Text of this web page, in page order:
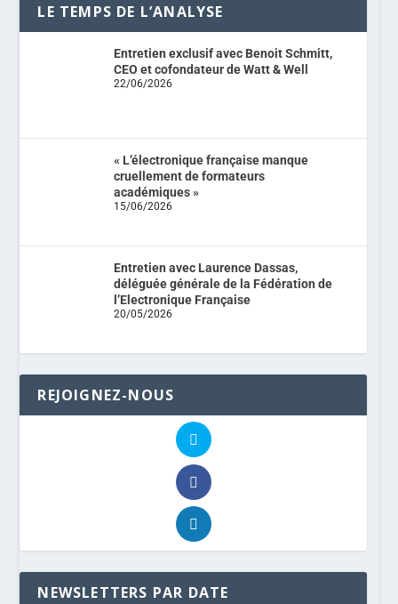
LE TEMPS DE L’ANALYSE
Entretien exclusif avec Benoit Schmitt,
CEO et cofondateur de Watt & Well
22/06/2026
« L’électronique française manque
cruellement de formateurs
académiques »
15/06/2026
Entretien avec Laurence Dassas,
déléguée générale de la Fédération de
l’Electronique Française
20/05/2026
REJOIGNEZ-NOUS
NEWSLETTERS PAR DATE